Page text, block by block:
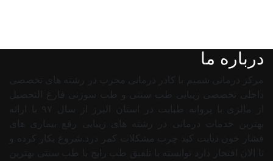
درباره ما
مرکز درمانی شمیم با کادر درمانی مجرب در رشته های تخصصی
داخلی تخصصی زیبایی طب سنتی و طب سوزنی فارغ التحصیل
از مالزی با پروانه طبابت در استان البرز از سال ۹۷ با ارائه
بهترین خدمات درمانی در رشته‌ های زیبایی رفع بیماری های
فشار خون دیابت کبد چرب مشکلات کمر درد.شروع بکار کرده و
تا الان افتخار دارد توانسته با تلفیق طب رایج با طب سنتی بهترین